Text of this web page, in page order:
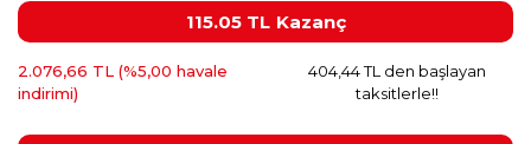
115.05 TL Kazanç
2.076,66 TL (%5,00 havale
indirimi)
404,44 TL den başlayan
taksitlerle!!